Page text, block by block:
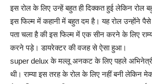
इस रोल के लिए उन्हें बहुत ही दिक्कत हुई लेकिन रोल
इस फिल्म में कहानी में बहुत दम है। यह रोल उन्होंने पैसे
पता चला है की इस फिल्म में एक सीन करने के लिए
करने पड़े। डायरेक्टर की वजह से ऐसा हुआ।
super delux के मल्लू अनकट के लिए पहले अभिनेत्री
थी। राम्या इस तरह के रोल के लिए नहीं बनी लेकिन